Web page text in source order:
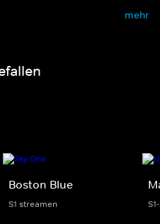
mehr
Boston Blue
S1 streamen